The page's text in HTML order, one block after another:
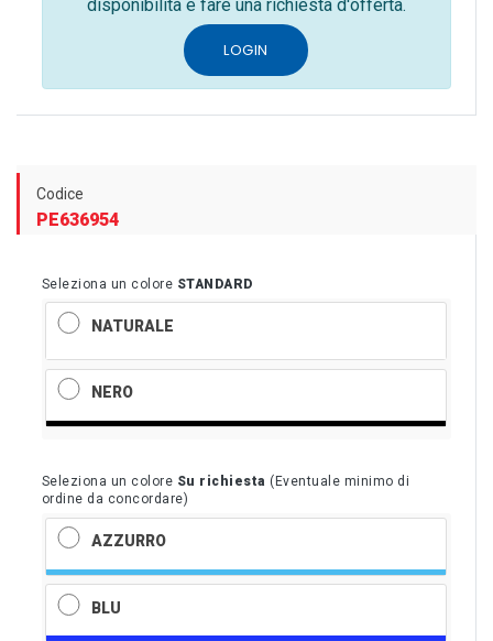
disponibilità e fare una richiesta d'offerta.
LOGIN
Codice
PE636954
Seleziona un colore STANDARD
NATURALE
NERO
Seleziona un colore Su richiesta (Eventuale minimo di
ordine da concordare)
AZZURRO
BLU